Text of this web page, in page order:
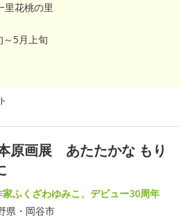
里花桃の里
～5月上旬
原画展 あたたかな もり
家ふくざわゆみこ、デビュー30周年
県・岡谷市